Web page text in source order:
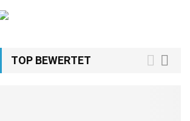
TOP BEWERTET